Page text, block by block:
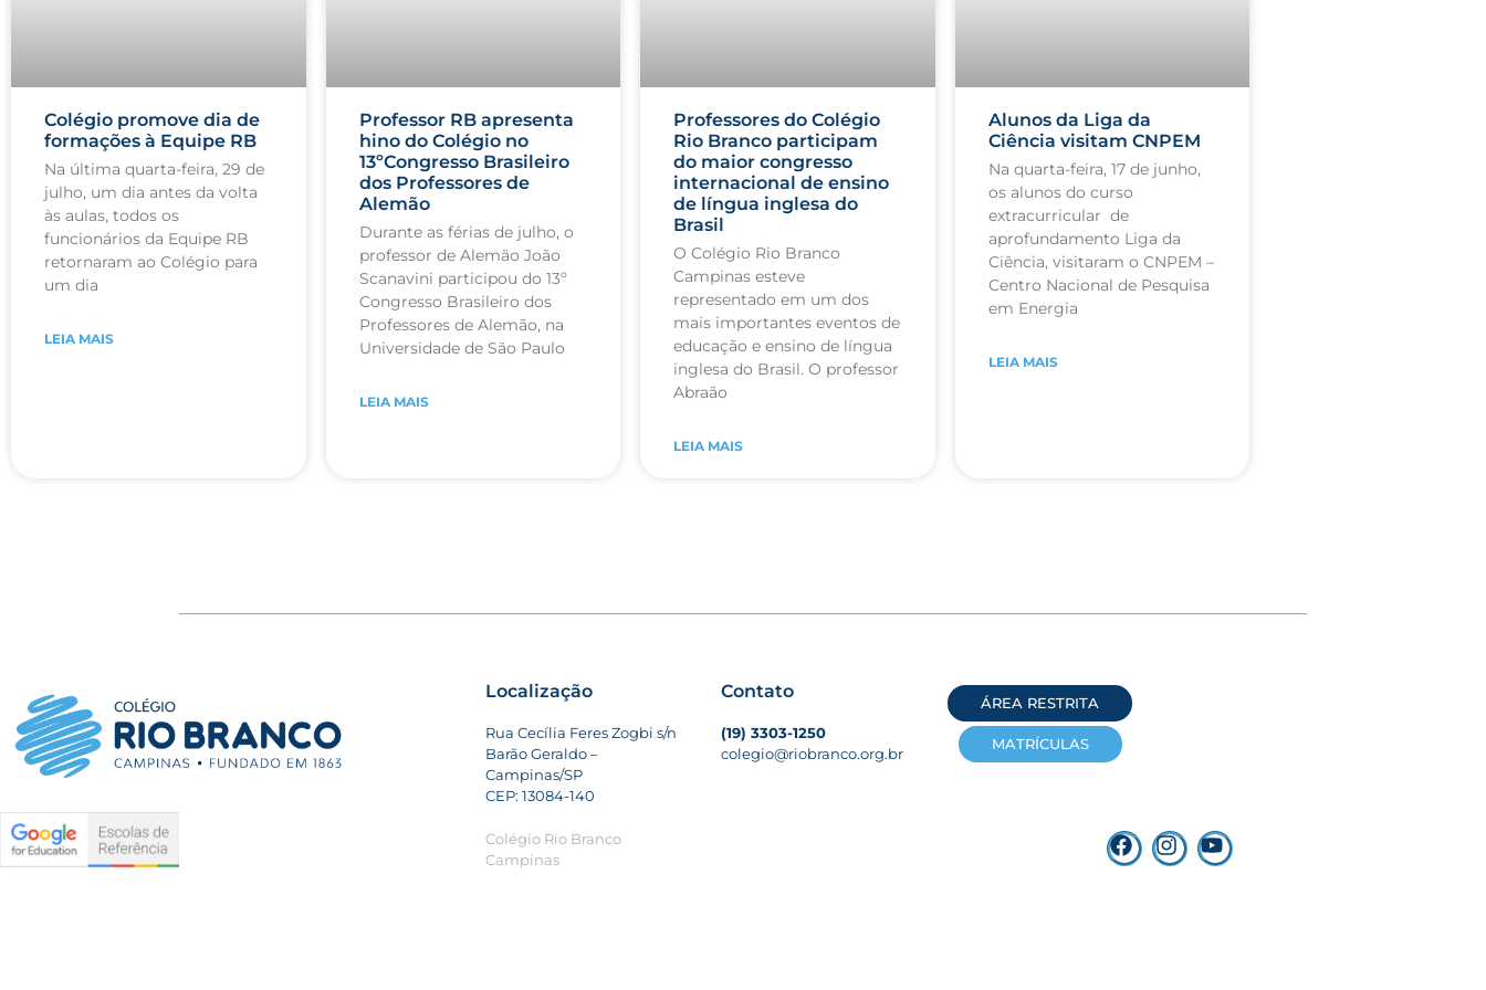
Colégio promove dia de
formações à Equipe RB
Na última quarta-feira, 29 de
julho, um dia antes da volta
às aulas, todos os
funcionários da Equipe RB
retornaram ao Colégio para
um dia
LEIA MAIS
Professor RB apresenta
hino do Colégio no
13ºCongresso Brasileiro
dos Professores de
Alemão
Durante as férias de julho, o
professor de Alemão João
Scanavini participou do 13º
Congresso Brasileiro dos
Professores de Alemão, na
Universidade de São Paulo
LEIA MAIS
Professores do Colégio
Rio Branco participam
do maior congresso
internacional de ensino
de língua inglesa do
Brasil
O Colégio Rio Branco
Campinas esteve
representado em um dos
mais importantes eventos de
educação e ensino de língua
inglesa do Brasil. O professor
Abraão
LEIA MAIS
Alunos da Liga da
Ciência visitam CNPEM
Na quarta-feira, 17 de junho,
os alunos do curso
extracurricular de
aprofundamento Liga da
Ciência, visitaram o CNPEM –
Centro Nacional de Pesquisa
em Energia
LEIA MAIS
Localização
Rua Cecília Feres Zogbi s/n
Barão Geraldo –
Campinas/SP
CEP: 13084-140
Colégio Rio Branco
Campinas
Contato
(19) 3303-1250
colegio@riobranco.org.br
ÁREA RESTRITA
MATRÍCULAS